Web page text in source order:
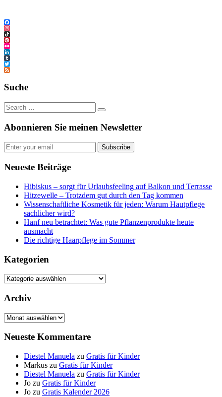
Facebook
Instagram
TikTok
Pinterest
Flickr
LinkedIn
Tumblr
Twitter
Feed
Suche
Abonnieren Sie meinen Newsletter
Subscribe
Neueste Beiträge
Hibiskus – sorgt für Urlaubsfeeling auf Balkon und Terrasse
Hitzewelle – Trotzdem gut durch den Tag kommen
Wissenschaftliche Kosmetik für jeden: Warum Hautpflege
sachlicher wird?
Hanf neu betrachtet: Was gute Pflanzenprodukte heute
ausmacht
Die richtige Haarpflege im Sommer
Kategorien
Kategorien
Archiv
Archiv
Neueste Kommentare
Diestel Manuela zu Gratis für Kinder
Markus zu Gratis für Kinder
Diestel Manuela zu Gratis für Kinder
Jo zu Gratis für Kinder
Jo zu Gratis Kalender 2026